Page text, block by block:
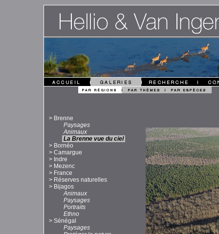
> Brenne
Paysages
Animaux
La Brenne vue du ciel
> Bornéo
> Camargue
> Indre
> Mezenc
> France
> Réserves naturelles
> Bijagos
Animaux
Paysages
Portraits
Ethno
> Sénégal
Paysages